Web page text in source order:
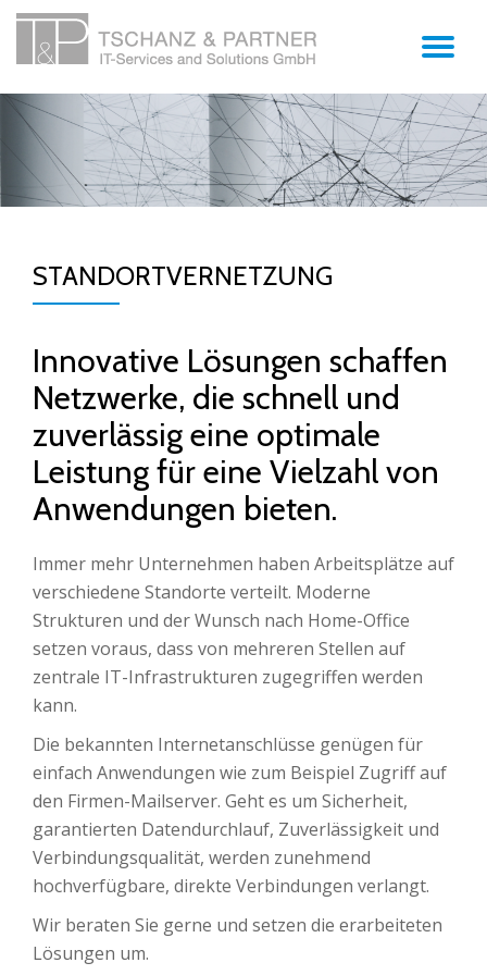
content
STANDORTVERNETZUNG
Innovative Lösungen schaffen
Netzwerke, die schnell und
zuverlässig eine optimale
Leistung für eine Vielzahl von
Anwendungen bieten.
Immer mehr Unternehmen haben Arbeitsplätze auf
verschiedene Standorte verteilt. Moderne
Strukturen und der Wunsch nach Home-Office
setzen voraus, dass von mehreren Stellen auf
zentrale IT-Infrastrukturen zugegriffen werden
kann.
Die bekannten Internetanschlüsse genügen für
einfach Anwendungen wie zum Beispiel Zugriff auf
den Firmen-Mailserver. Geht es um Sicherheit,
garantierten Datendurchlauf, Zuverlässigkeit und
Verbindungsqualität, werden zunehmend
hochverfügbare, direkte Verbindungen verlangt.
Wir beraten Sie gerne und setzen die erarbeiteten
Lösungen um.